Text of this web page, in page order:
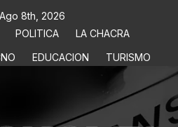
8th, 2026
POLITICA
LA CHACRA
EDUCACION TURISMO